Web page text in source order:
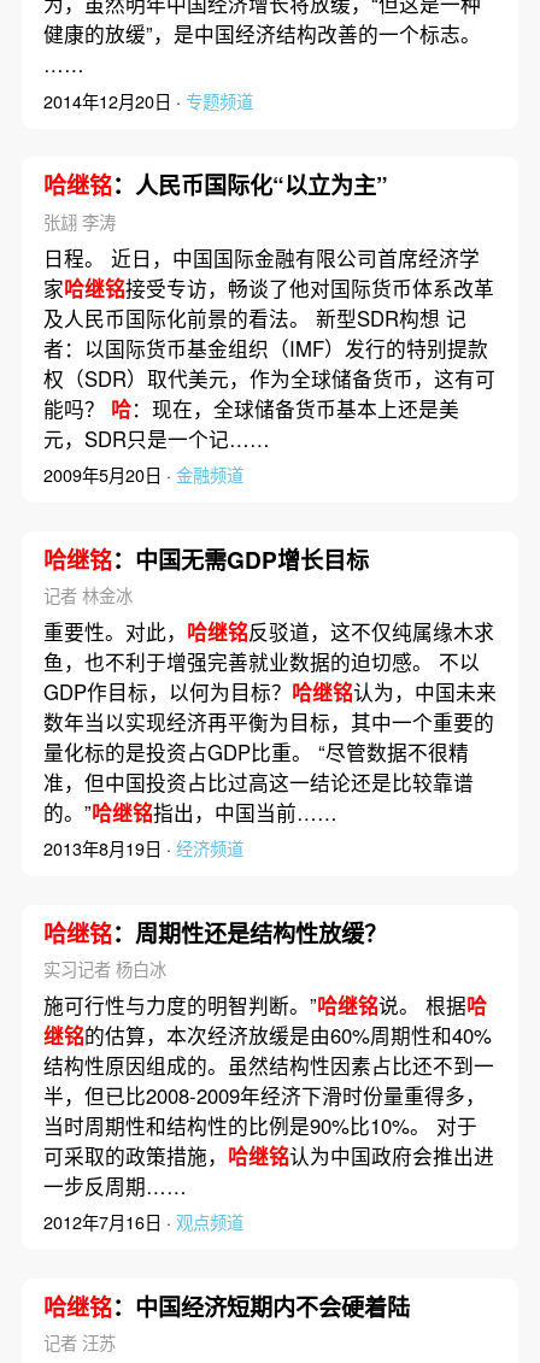
健康的放缓”，是中国经济结构改善的一个标志。
……
2014年12月20日 · 专题频道
哈继铭：人民币国际化“以立为主”
张翃 李涛
日程。 近日，中国国际金融有限公司首席经济学
家哈继铭接受专访，畅谈了他对国际货币体系改革
及人民币国际化前景的看法。 新型SDR构想 记
者：以国际货币基金组织（IMF）发行的特别提款
权（SDR）取代美元，作为全球储备货币，这有可
能吗？ 哈：现在，全球储备货币基本上还是美
元，SDR只是一个记……
2009年5月20日 · 金融频道
哈继铭：中国无需GDP增长目标
记者 林金冰
重要性。对此， 哈继铭反驳道，这不仅纯属缘木求
鱼，也不利于增强完善就业数据的迫切感。 不以
GDP作目标，以何为目标？ 哈继铭认为，中国未来
数年当以实现经济再平衡为目标，其中一个重要的
量化标的是投资占GDP比重。 “尽管数据不很精
准，但中国投资占比过高这一结论还是比较靠谱
的。”哈继铭指出，中国当前……
2013年8月19日 · 经济频道
哈继铭：周期性还是结构性放缓？
实习记者 杨白冰
施可行性与力度的明智判断。”哈继铭说。 根据哈
继铭的估算，本次经济放缓是由60%周期性和40%
结构性原因组成的。虽然结构性因素占比还不到一
半，但已比2008-2009年经济下滑时份量重得多，
当时周期性和结构性的比例是90%比10%。 对于
可采取的政策措施， 哈继铭认为中国政府会推出进
一步反周期……
2012年7月16日 · 观点频道
哈继铭：中国经济短期内不会硬着陆
记者 汪苏